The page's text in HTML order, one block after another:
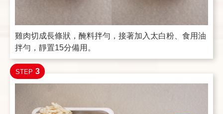
雞肉切成長條狀，醃料拌勻，接著加入太白粉、食用油
拌勻，靜置15分備用。
STEP 3